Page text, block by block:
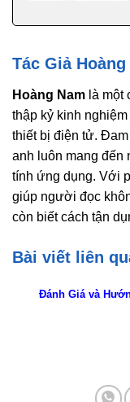
Tác Giả Hoàng
Hoàng Nam là một
thập kỷ kinh
thiết bị điện tử.
anh luôn mang đến
tính ứng dụng. Với
giúp người đọc
còn biết cách tận
Bài viết liên
Đánh Giá và